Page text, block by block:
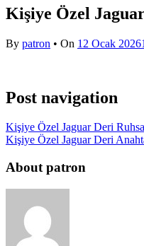
Kişiye Özel
By patron • On 12 Ocak 2026
Post navigation
Kişiye Özel Jaguar Deri
Kişiye Özel Jaguar Deri
About patron